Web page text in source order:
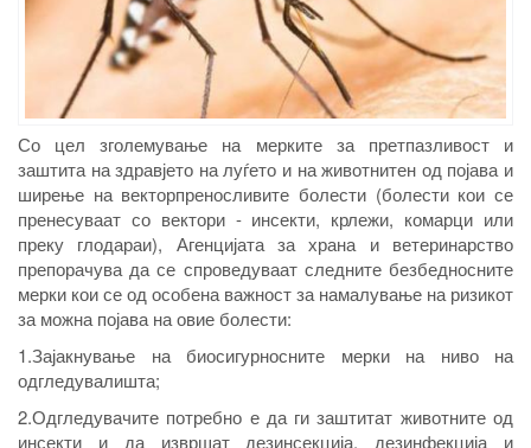
Со цел зголемување на мерките за претпазливост и
заштита на здравјето на луѓето и на животнитен од појава и
ширење на векторпреносливите болести (болести кои се
пренесуваат со вектори - инсекти, крлежи, комарци или
преку глодараи), Агенцијата за храна и ветеринарство
препорачува да се спроведуваат следните безбедносните
мерки кои се од особена важност за намалување на ризикот
за можна појава на овие болести:
1.Зајакнување на биосигурносните мерки на ниво на
одгледувалишта;
2.Одгледувачите потребно е да ги заштитат животните од
инсекти и да извршат дезинсекција, дезинфекција и